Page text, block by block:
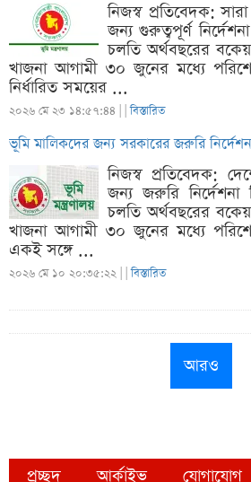
নিজস্ব প্রতিবেদক:
জন্য গুরুত্বপূর্ণ
চলতি অর্থবছরের
খাজনা আগামী ৩০ জুনের মধ্যে
নির্ধারিত সময়ের ...
২০২৬ মে ২৩ ১৪:৫৭:৪৪ | |বিস্তারিত
ভূমি মালিকদের জন্য সরকারের জরুরি
নিজস্ব প্রতিবেদক:
জন্য জরুরি নির্দেশনা
চলতি অর্থবছরের
খাজনা আগামী ৩০ জুনের মধ্যে
একই সঙ্গে ...
২০২৬ মে ১০ ২০:৩৫:২২ | |বিস্তারিত
আরও
প্রচ্ছদ আর্কাইভ যোগাযোগ